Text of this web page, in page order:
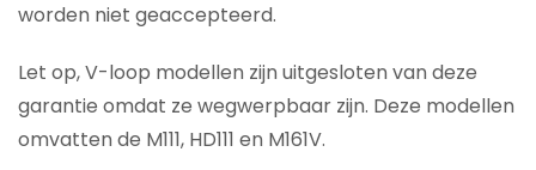
worden niet geaccepteerd.
Let op, V-loop modellen zijn uitgesloten van deze
garantie omdat ze wegwerpbaar zijn. Deze modellen
omvatten de M111, HD111 en M161V.